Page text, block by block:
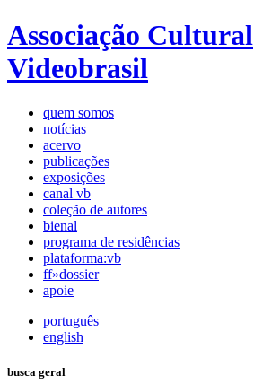
Associação Cultural
Videobrasil
quem somos
notícias
acervo
publicações
exposições
canal vb
coleção de autores
bienal
programa de residências
plataforma:vb
ff»dossier
apoie
português
english
busca geral